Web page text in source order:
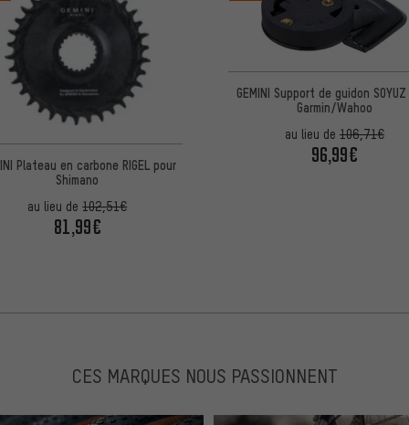
Plateau en carbone RIGEL pour
Shimano
au lieu de102,51€
81,99€
GEMINI Support de guidon
Garmin/Wahoo
au lieu de 106,71€
96,99€
CES MARQUES NOUS PASSIONNENT